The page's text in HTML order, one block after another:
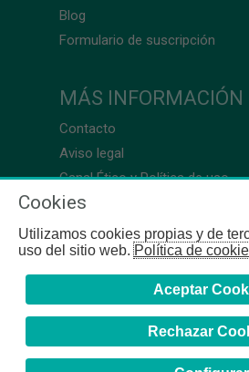
Blog
Formulario de suscripción
MÁS INFORMACIÓN
Contacto
Aviso legal
Canal Ético y Política de uso
Cookies
Utilizamos cookies propias y de
uso del sitio web.Política de
Aceptar
Rechazar